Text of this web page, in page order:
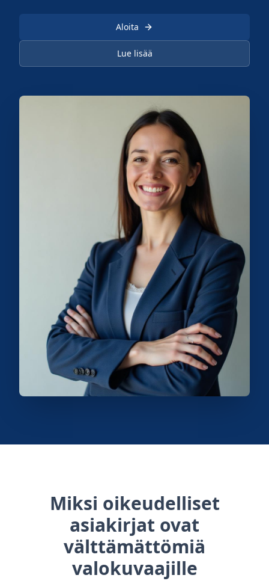
Aloita
Lue lisää
Miksi oikeudelliset
asiakirjat ovat
välttämättömiä
valokuvaajille